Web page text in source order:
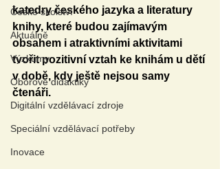
České školství
Aktuálně
Výzkumy
Oborové didaktiky
Digitální vzdělávací zdroje
Speciální vzdělávací potřeby
Inovace
katedry českého jazyka a literatury
knihy, které budou zajímavým
obsahem i atraktivními aktivitami
tvořit pozitivní vztah ke knihám u dětí
v době, kdy ještě nejsou samy
čtenáři.